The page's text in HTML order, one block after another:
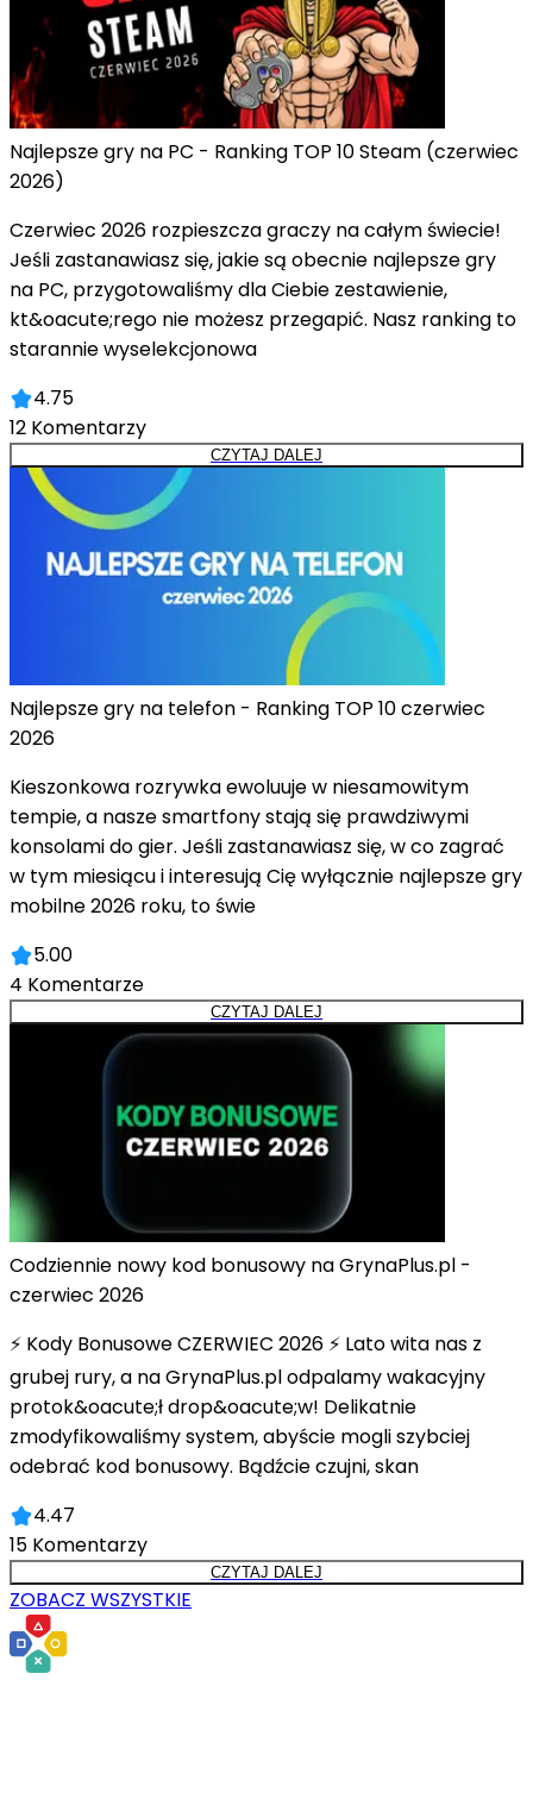
Najlepsze gry na PC - Ranking TOP 10 Steam (czerwiec
2026)
Czerwiec 2026 rozpieszcza graczy na całym świecie!
Jeśli zastanawiasz się, jakie są obecnie najlepsze gry
na PC, przygotowaliśmy dla Ciebie zestawienie,
kt&oacute;rego nie możesz przegapić. Nasz ranking to
starannie wyselekcjonowa
4.75
12 Komentarzy
CZYTAJ DALEJ
Najlepsze gry na telefon - Ranking TOP 10 czerwiec
2026
Kieszonkowa rozrywka ewoluuje w niesamowitym
tempie, a nasze smartfony stają się prawdziwymi
konsolami do gier. Jeśli zastanawiasz się, w co zagrać
w tym miesiącu i interesują Cię wyłącznie najlepsze gry
mobilne 2026 roku, to świe
5.00
4 Komentarze
CZYTAJ DALEJ
Codziennie nowy kod bonusowy na GrynaPlus.pl -
czerwiec 2026
⚡ Kody Bonusowe CZERWIEC 2026 ⚡ Lato wita nas z
grubej rury, a na GrynaPlus.pl odpalamy wakacyjny
protok&oacute;ł drop&oacute;w! Delikatnie
zmodyfikowaliśmy system, abyście mogli szybciej
odebrać kod bonusowy. Bądźcie czujni, skan
4.47
15 Komentarzy
CZYTAJ DALEJ
ZOBACZ WSZYSTKIE